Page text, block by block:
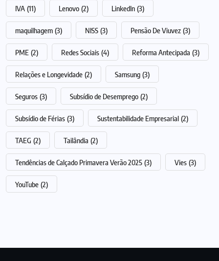
IVA (11) Lenovo (2) LinkedIn (3)
maquilhagem (3) NISS (3) Pensão De Viuvez (3)
PME (2) Redes Sociais (4) Reforma Antecipada (3)
Relações e Longevidade (2) Samsung (3)
Seguros (3) Subsídio de Desemprego (2)
Subsídio de Férias (3) Sustentabilidade Empresarial (2)
TAEG (2) Tailândia (2)
Tendências de Calçado Primavera Verão 2025 (3) Vies (3)
YouTube (2)